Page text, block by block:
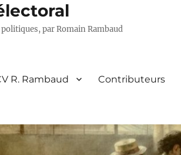
par Romain Rambaud
R. Rambaud Contributeurs